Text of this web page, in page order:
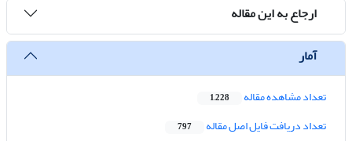
ارجاع به این مقاله
آمار
تعداد مشاهده مقاله 1,228
تعداد دریافت فایل اصل مقاله 797